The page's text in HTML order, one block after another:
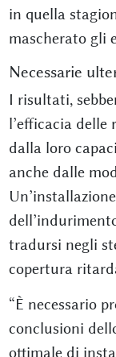
in quella
mascherato gli
Necessarie
I risultati,
l’efficacia
dalla loro
anche dalle
tradursi negli
copertura
“È necessario
conclusioni
ottimale di